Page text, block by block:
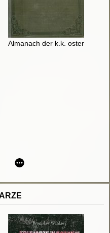
Almanach der k.k.
1918-1928